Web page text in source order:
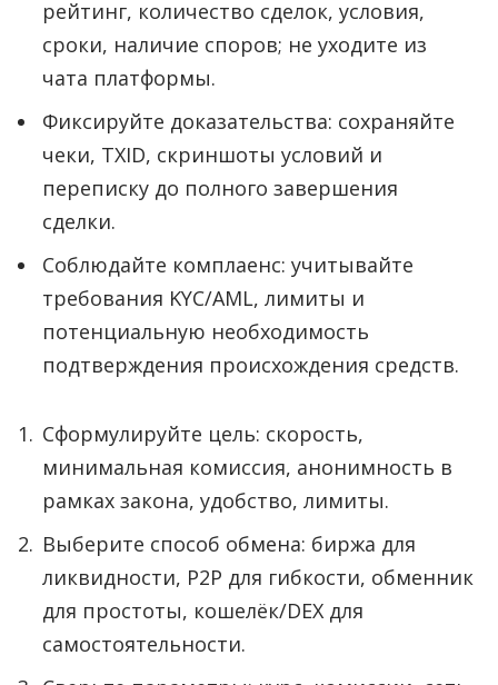
рейтинг, количество сделок, условия,
сроки, наличие споров; не уходите из
чата платформы.
Фиксируйте доказательства: сохраняйте
чеки, TXID, скриншоты условий и
переписку до полного завершения
сделки.
Соблюдайте комплаенс: учитывайте
требования KYC/AML, лимиты и
потенциальную необходимость
подтверждения происхождения средств.
Сформулируйте цель: скорость,
минимальная комиссия, анонимность в
рамках закона, удобство, лимиты.
Выберите способ обмена: биржа для
ликвидности, P2P для гибкости, обменник
для простоты, кошелёк/DEX для
самостоятельности.